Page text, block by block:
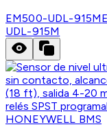
EM500-UDL-915M
UDL-915M
HONEYWELL BMS